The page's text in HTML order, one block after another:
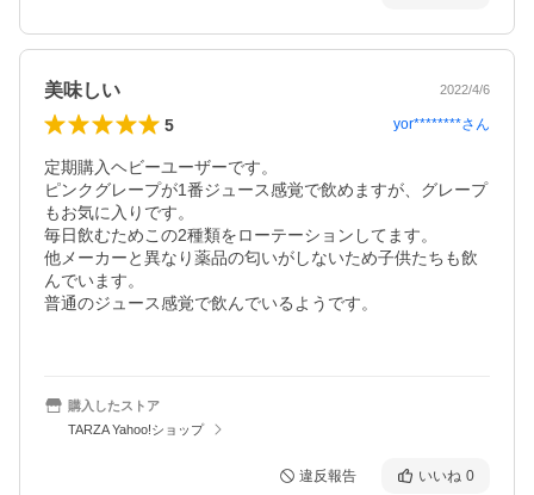
美味しい 2022/4/6
5 yor********さん
定期購入ヘビーユーザーです。
ピンクグレープが1番ジュース感覚で飲めますが、グレープ
もお気に入りです。
毎日飲むためこの2種類をローテーションしてます。
他メーカーと異なり薬品の匂いがしないため子供たちも飲
んでいます。
普通のジュース感覚で飲んでいるようです。
購入したストア
TARZA Yahoo!ショップ
違反報告 いいね 0